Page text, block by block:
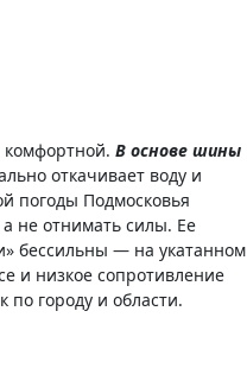
комфортной. В основе шины
откачивает воду и
погоды Подмосковья
не отнимать силы. Ее
бессильны — на укатанном
и низкое сопротивление
городу и области.